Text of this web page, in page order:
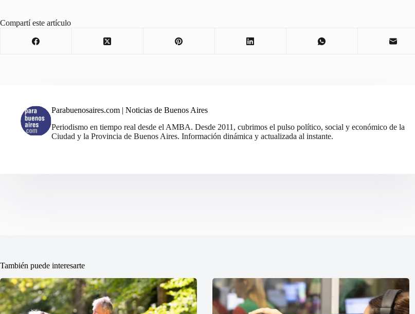
Compartí este artículo
Parabuenosaires.com | Noticias de Buenos Aires
Periodismo en tiempo real desde el AMBA. Desde 2011, cubrimos el pulso político, social y económico de la
Ciudad y la Provincia de Buenos Aires. Información dinámica y actualizada al instante.
También puede interesarte